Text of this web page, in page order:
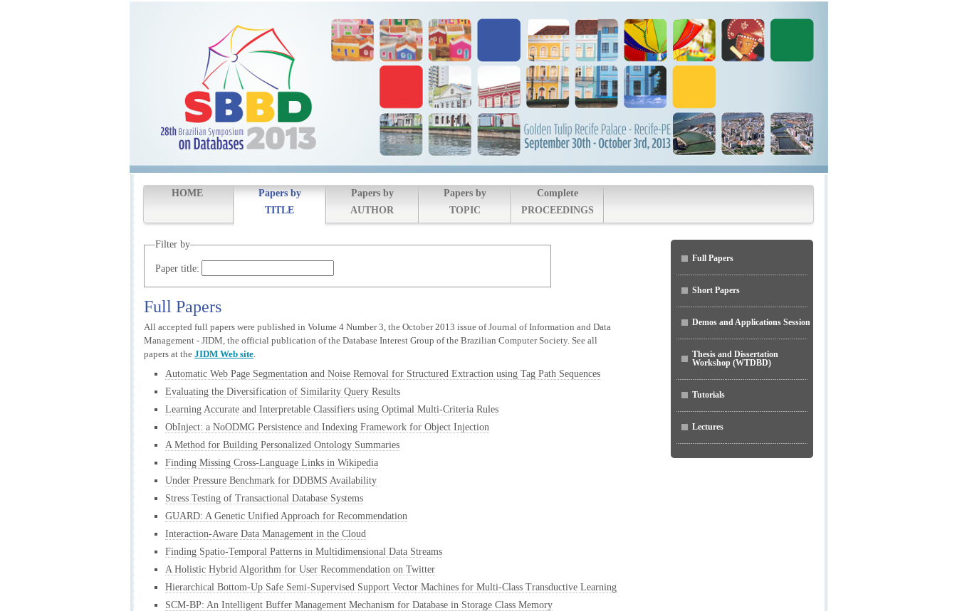
HOME
Papers by
TITLE
Papers by
AUTHOR
Papers by
TOPIC
Complete
PROCEEDINGS
Full Papers
Short Papers
Demos and Applications Session
Thesis and Dissertation
Workshop (WTDBD)
Tutorials
Lectures
Filter by
Paper title:
Full Papers
All accepted full papers were published in Volume 4 Number 3, the October 2013 issue of Journal of Information and Data
Management - JIDM, the official publication of the Database Interest Group of the Brazilian Computer Society. See all
papers at the JIDM Web site.
Automatic Web Page Segmentation and Noise Removal for Structured Extraction using Tag Path Sequences
Evaluating the Diversification of Similarity Query Results
Learning Accurate and Interpretable Classifiers using Optimal Multi-Criteria Rules
ObInject: a NoODMG Persistence and Indexing Framework for Object Injection
A Method for Building Personalized Ontology Summaries
Finding Missing Cross-Language Links in Wikipedia
Under Pressure Benchmark for DDBMS Availability
Stress Testing of Transactional Database Systems
GUARD: A Genetic Unified Approach for Recommendation
Interaction-Aware Data Management in the Cloud
Finding Spatio-Temporal Patterns in Multidimensional Data Streams
A Holistic Hybrid Algorithm for User Recommendation on Twitter
Hierarchical Bottom-Up Safe Semi-Supervised Support Vector Machines for Multi-Class Transductive Learning
SCM-BP: An Intelligent Buffer Management Mechanism for Database in Storage Class Memory